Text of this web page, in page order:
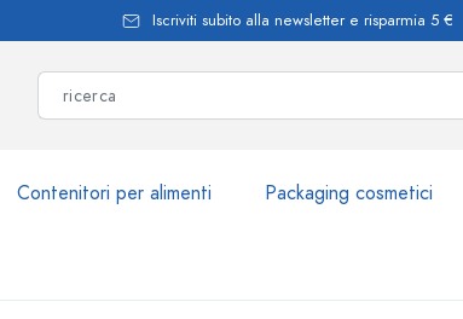
Iscriviti subito alla newsletter e risparmia 5 €
Contenitori per alimenti Packaging cosmetici